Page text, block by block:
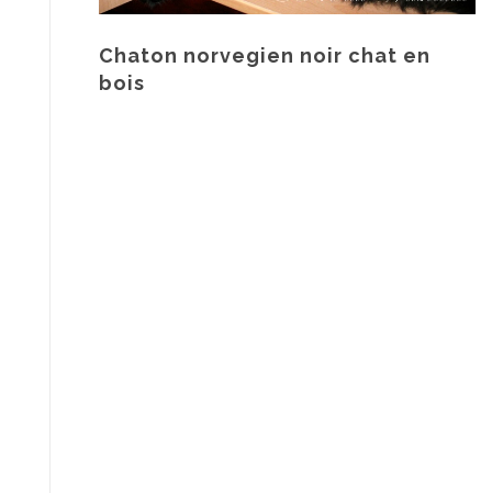
Chaton norvegien noir chat en
bois